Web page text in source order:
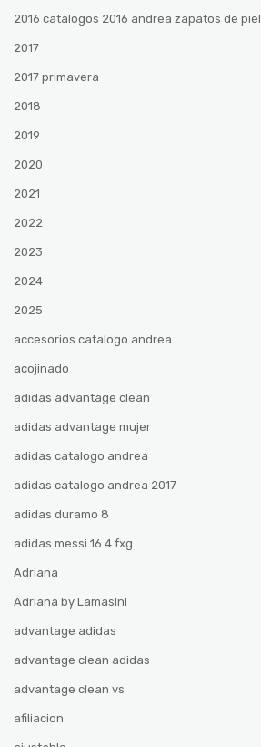
2016 catalogos 2016 andrea zapatos de piel
2017
2017 primavera
2018
2019
2020
2021
2022
2023
2024
2025
accesorios catalogo andrea
acojinado
adidas advantage clean
adidas advantage mujer
adidas catalogo andrea
adidas catalogo andrea 2017
adidas duramo 8
adidas messi 16.4 fxg
Adriana
Adriana by Lamasini
advantage adidas
advantage clean adidas
advantage clean vs
afiliacion